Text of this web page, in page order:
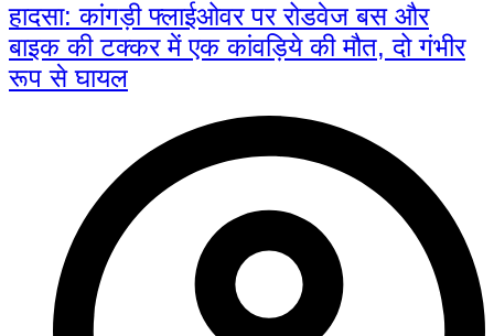
हादसा: कांगड़ी फ्लाईओवर पर रोडवेज बस और
बाइक की टक्कर में एक कांवड़िये की मौत, दो गंभीर
रूप से घायल